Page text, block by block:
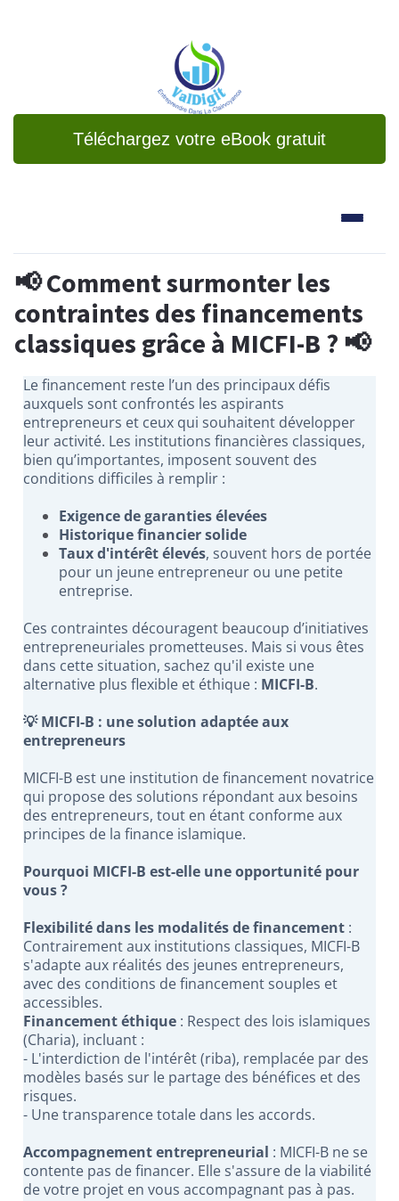
Téléchargez votre eBook gratuit
📢 Comment surmonter les
contraintes des financements
classiques grâce à MICFI-B ? 📢
Le financement reste l’un des principaux défis
auxquels sont confrontés les aspirants
entrepreneurs et ceux qui souhaitent développer
leur activité. Les institutions financières classiques,
bien qu’importantes, imposent souvent des
conditions difficiles à remplir :
Exigence de garanties élevées
Historique financier solide
Taux d'intérêt élevés, souvent hors de portée
pour un jeune entrepreneur ou une petite
entreprise.
Ces contraintes découragent beaucoup d’initiatives
entrepreneuriales prometteuses. Mais si vous êtes
dans cette situation, sachez qu'il existe une
alternative plus flexible et éthique : MICFI-B.
💡 MICFI-B : une solution adaptée aux
entrepreneurs
MICFI-B est une institution de financement novatrice
qui propose des solutions répondant aux besoins
des entrepreneurs, tout en étant conforme aux
principes de la finance islamique.
Pourquoi MICFI-B est-elle une opportunité pour
vous ?
Flexibilité dans les modalités de financement :
Contrairement aux institutions classiques, MICFI-B
s'adapte aux réalités des jeunes entrepreneurs,
avec des conditions de financement souples et
accessibles.
Financement éthique : Respect des lois islamiques
(Charia), incluant :
- L'interdiction de l'intérêt (riba), remplacée par des
modèles basés sur le partage des bénéfices et des
risques.
- Une transparence totale dans les accords.
Accompagnement entrepreneurial : MICFI-B ne se
contente pas de financer. Elle s'assure de la viabilité
de votre projet en vous accompagnant pas à pas.